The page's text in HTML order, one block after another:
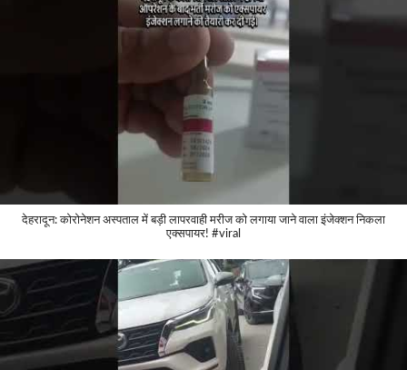
देहरादून: कोरोनेशन अस्पताल में बड़ी लापरवाही मरीज को लगाया जाने वाला इंजेक्शन निकला
एक्सपायर! #viral